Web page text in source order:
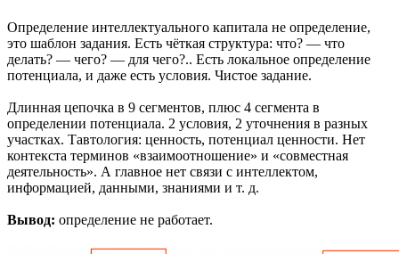
Определение интеллектуального капитала не определение,
это шаблон задания. Есть чёткая структура: что? — что
делать? — чего? — для чего?.. Есть локальное определение
потенциала, и даже есть условия. Чистое задание.
Длинная цепочка в 9 сегментов, плюс 4 сегмента в
определении потенциала. 2 условия, 2 уточнения в разных
участках. Тавтология: ценность, потенциал ценности. Нет
контекста терминов «взаимоотношение» и «совместная
деятельность». А главное нет связи с интеллектом,
информацией, данными, знаниями и т. д.
Вывод: определение не работает.